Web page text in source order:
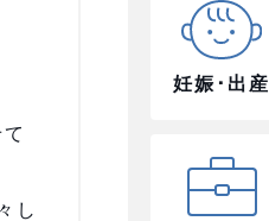
し
妊娠･出産